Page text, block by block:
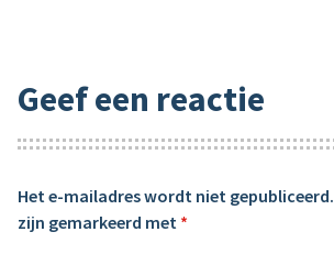
Geef een reactie
Het e-mailadres wordt niet gepubliceerd.
zijn gemarkeerd met *